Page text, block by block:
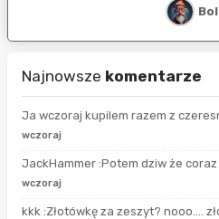
Najnowsze komentarze
Ja wczoraj kupilem razem z
wczoraj
JackHammer :Potem dziw że coraz
wczoraj
kkk :Złotówkę za zeszyt? nooo….